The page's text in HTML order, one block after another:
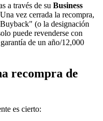
a través de su Business
vez cerrada la recompra,
(o la designación
puede revenderse con
de un año/12,000
recompra de
es cierto: